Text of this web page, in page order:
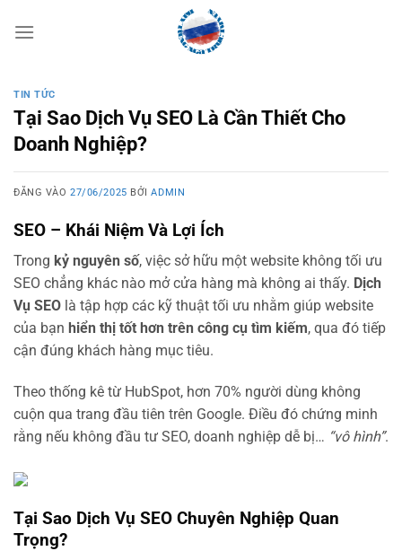
qua
TIN TỨC
Tại Sao Dịch Vụ SEO Là Cần Thiết Cho
Doanh Nghiệp?
ĐĂNG VÀO27/06/2025 BỞIADMIN
SEO – Khái Niệm Và Lợi Ích
Trong kỷ nguyên số, việc sở hữu một website không tối ưu
SEO chẳng khác nào mở cửa hàng mà không ai thấy. Dịch
Vụ SEO là tập hợp các kỹ thuật tối ưu nhằm giúp website
của bạn hiển thị tốt hơn trên công cụ tìm kiếm, qua đó tiếp
cận đúng khách hàng mục tiêu.
Theo thống kê từ HubSpot, hơn 70% người dùng không
cuộn qua trang đầu tiên trên Google. Điều đó chứng minh
rằng nếu không đầu tư SEO, doanh nghiệp dễ bị… “vô hình”.
Tại Sao Dịch Vụ SEO Chuyên Nghiệp Quan
Trọng?